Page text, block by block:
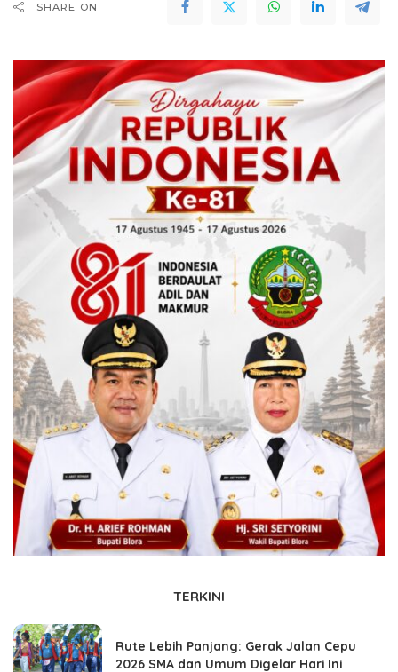
SHARE ON
TERKINI
Rute Lebih Panjang: Gerak Jalan Cepu
2026 SMA dan Umum Digelar Hari Ini